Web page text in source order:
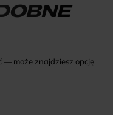
— może znajdziesz opcję